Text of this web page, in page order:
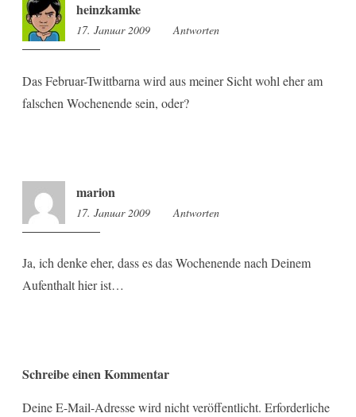
heinzkamke
17. Januar 2009 19:24
Antworten
Das Februar-Twittbarna wird aus meiner Sicht wohl eher am
falschen Wochenende sein, oder?
marion
17. Januar 2009 21:07
Antworten
Ja, ich denke eher, dass es das Wochenende nach Deinem
Aufenthalt hier ist…
Schreibe einen Kommentar
Deine E-Mail-Adresse wird nicht veröffentlicht. Erforderliche